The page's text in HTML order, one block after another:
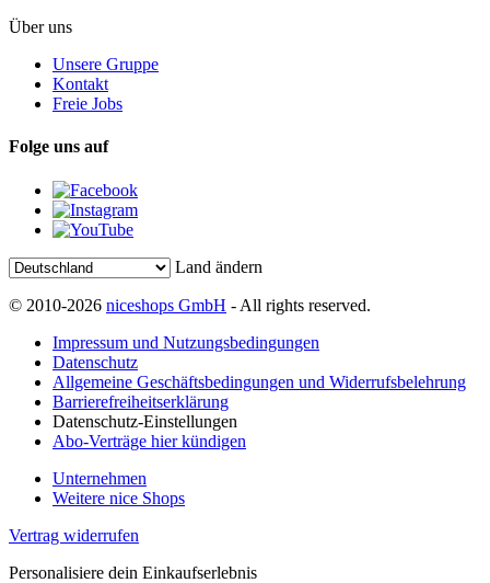
Über uns
Unsere Gruppe
Kontakt
Freie Jobs
Folge uns auf
Land ändern
© 2010-2026 niceshops GmbH - All rights reserved.
Impressum und Nutzungsbedingungen
Datenschutz
Allgemeine Geschäftsbedingungen und Widerrufsbelehrung
Barrierefreiheitserklärung
Datenschutz-Einstellungen
Abo-Verträge hier kündigen
Unternehmen
Weitere nice Shops
Vertrag widerrufen
Personalisiere dein Einkaufserlebnis